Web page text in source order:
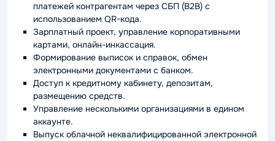
платежей контрагентам через СБП (B2B) с
использованием QR-кода.
Зарплатный проект, управление корпоративными
картами, онлайн-инкассация.
Формирование выписок и справок, обмен
электронными документами с банком.
Доступ к кредитному кабинету, депозитам,
размещению средств.
Управление несколькими организациями в едином
аккаунте.
Выпуск облачной неквалифицированной электронной